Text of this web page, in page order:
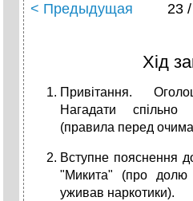
< Предыдущая 23
Хід
Привітання.
Нагадати
(правила перед
Вступне пояснення
"Микита" (про долю
уживав наркотики).